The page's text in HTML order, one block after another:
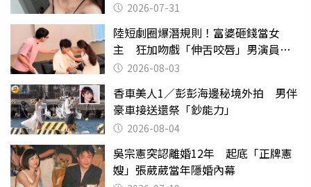
2026-07-31
陸短劇圈爆潛規則！富婆砸錢當女
主 狂加吻戲「伸舌咬唇」男演員崩
潰 2026-08-03
香車美人1／彭彭海邊秘境外拍 男伴
豪車接送還祭「鈔能力」
2026-08-04
吳宗憲突認離婚12年 起底「正牌憲
嫂」張葳葳當年隱婚內幕